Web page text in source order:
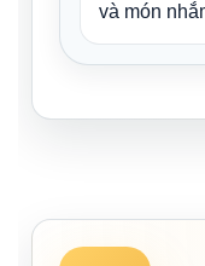
và món